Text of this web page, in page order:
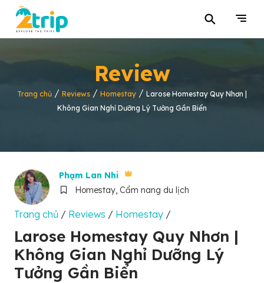
⚲
Review
Trang chủ / Reviews / Homestay / Larose Homestay Quy Nhơn |
Không Gian Nghỉ Dưỡng Lý Tưởng Gần Biển
Phạm Lan Nhi
Homestay, Cẩm nang du lịch
Trang chủ / Reviews / Homestay /
Larose Homestay Quy Nhơn |
Không Gian Nghỉ Dưỡng Lý
Tưởng Gần Biển